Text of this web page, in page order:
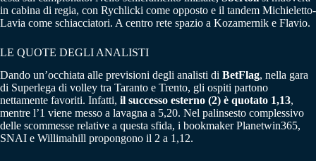
in cabina di regia, con Rychlicki come opposto e il tandem Michieletto-
Lavia come schiacciatori. A centro rete spazio a Kozamernik e Flavio.
LE QUOTE DEGLI ANALISTI
Dando un’occhiata alle previsioni degli analisti di BetFlag, nella gara
di Superlega di volley tra Taranto e Trento, gli ospiti partono
nettamente favoriti. Infatti, il successo esterno (2) è quotato 1,13,
mentre l’1 viene messo a lavagna a 5,20. Nel palinsesto complessivo
delle scommesse relative a questa sfida, i bookmaker Planetwin365,
SNAI e Willimahill propongono il 2 a 1,12.